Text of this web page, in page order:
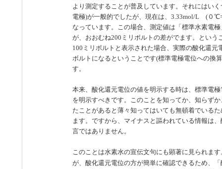
より測定することが普及しています。それにはい
電極)が一般的でしたが、現在は、3.33mol/L (０
なっています。この場合、測定値は「標準水素電
が、おおむね200ミリボルトの差がでます。とい
100ミリボルトと表示された場合、実際の酸化還
ボルトになるということです(標準電極電位への換
す。
本来、酸化還元電位の値を明示する時は、標準電
を明示すべきです。このことを知ってか、知らず
たことがあると薄々知ってはいても無頓着でいる
ます。ですから、マイナスと謳われている情報は
言ではありません。
このことは水素水の宣伝文句にも顕著に見られま
が、酸化還元電位の方が簡単に確認できるため、